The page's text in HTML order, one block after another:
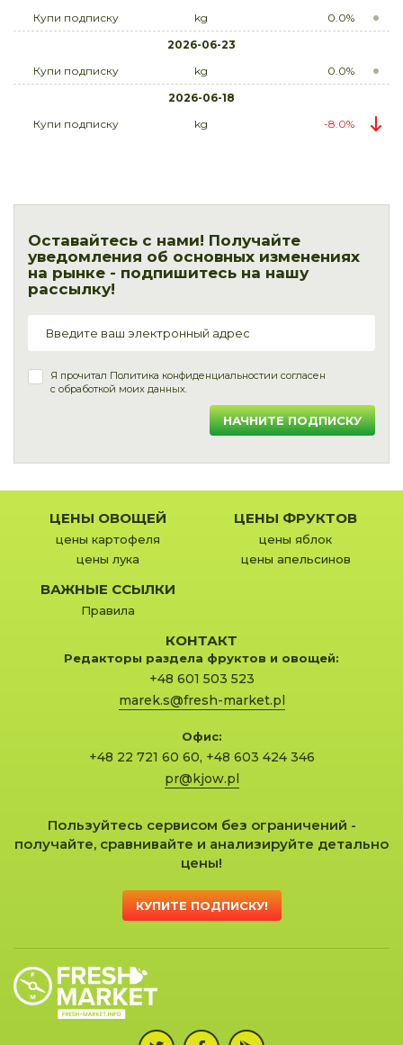
Купи подписку
kg
0.0%
2026-06-23
Купи подписку
kg
0.0%
2026-06-18
Купи подписку
kg -8.0%
Оставайтесь с нами! Получайте
уведомления об основных изменениях
на рынке - подпишитесь на нашу
рассылку!
Я прочитал Политика конфиденциальностии согласен
с обработкой моих данных.
НАЧНИТЕ ПОДПИСКУ
ЦЕНЫ ОВОЩЕЙ
цены картофеля
цены лука
ЦЕНЫ ФРУКТОВ
цены яблок
цены апельсинов
ВАЖНЫЕ ССЫЛКИ
Правила
КОНТАКТ
Редакторы раздела фруктов и овощей:
+48 601 503 523
marek.s@fresh-market.pl
Офис:
+48 22 721 60 60, +48 603 424 346
pr@kjow.pl
Пользуйтесь сервисом без ограничений -
получайте, сравнивайте и анализируйте детально
цены!
КУПИТЕ ПОДПИСКУ!